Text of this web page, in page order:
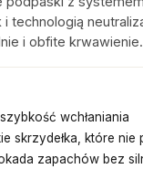
technologią
i obfite krwawienie.
wchłaniania
skrzydełka, które nie
zapachów bez